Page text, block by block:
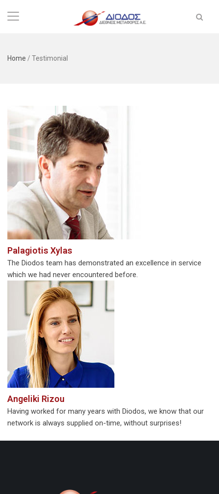
Home / Testimonial
Palagiotis Xylas
The Diodos team has demonstrated an excellence in service
which we had never encountered before.
Angeliki Rizou
Having worked for many years with Diodos, we know that our
network is always supplied on-time, without surprises!